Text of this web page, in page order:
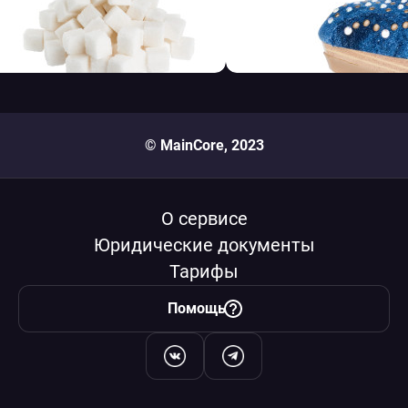
© MainCore, 2023
О сервисе
Юридические документы
Тарифы
Помощь